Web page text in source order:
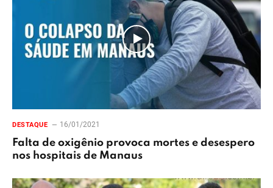
DESTAQUE 16/01/2021
Falta de oxigênio provoca mortes e desespero
nos hospitais de Manaus